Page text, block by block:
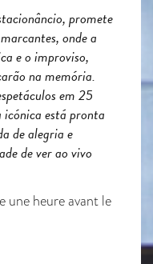
promete
onde a
e o improviso,
na memória.
em 25
icónica está pronta
de alegria e
de ver ao vivo
une heure avant le